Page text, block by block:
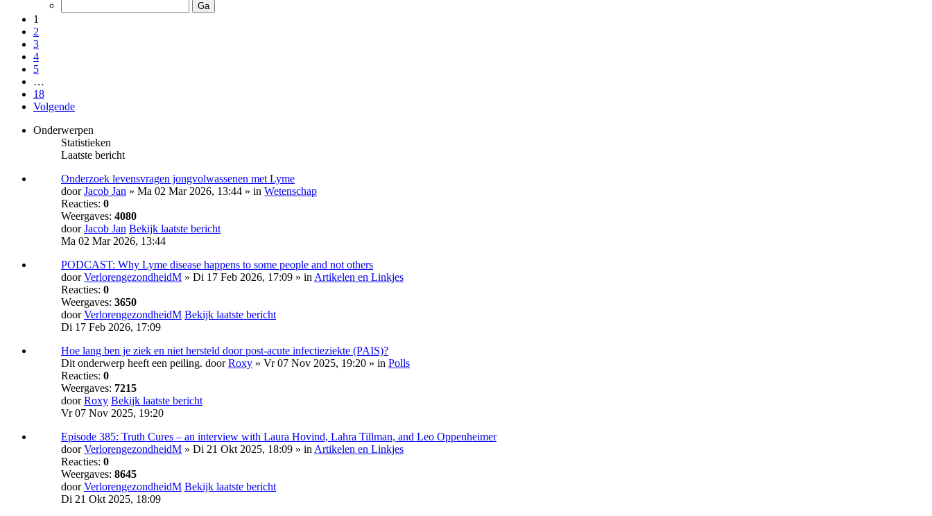
1
2
3
4
5
…
18
Volgende
Onderwerpen
Statistieken
Laatste bericht
Onderzoek levensvragen jongvolwassenen met Lyme
doorJacob Jan » Ma 02 Mar 2026, 13:44 » in Wetenschap
Reacties: 0
Weergaves: 4080
doorJacob Jan Bekijk laatste bericht
Ma 02 Mar 2026, 13:44
PODCAST: Why Lyme disease happens to some people and not others
doorVerlorengezondheidM » Di 17 Feb 2026, 17:09 » in Artikelen en Linkjes
Reacties: 0
Weergaves: 3650
doorVerlorengezondheidM Bekijk laatste bericht
Di 17 Feb 2026, 17:09
Hoe lang ben je ziek en niet hersteld door post-acute infectieziekte (PAIS)?
Dit onderwerp heeft een peiling. doorRoxy » Vr 07 Nov 2025, 19:20 » in Polls
Reacties: 0
Weergaves: 7215
doorRoxy Bekijk laatste bericht
Vr 07 Nov 2025, 19:20
Episode 385: Truth Cures – an interview with Laura Hovind, Lahra Tillman, and Leo Oppenheimer
doorVerlorengezondheidM » Di 21 Okt 2025, 18:09 » in Artikelen en Linkjes
Reacties: 0
Weergaves: 8645
doorVerlorengezondheidM Bekijk laatste bericht
Di 21 Okt 2025, 18:09